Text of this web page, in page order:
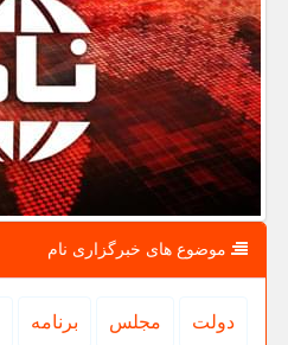
موضوع های خبرگزاری نام
دولت مجلس برنامه